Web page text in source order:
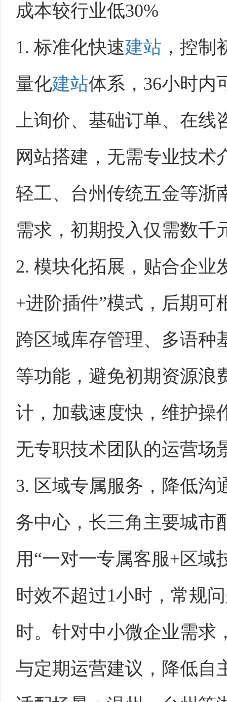
成本较行业低30%
1. 标准化快速建站 ，控
量化建站体系，36小时内
上询价、基础订单、在线
网站搭建，无需专业技术
轻工、台州传统五金等浙
需求，初期投入仅需数千
2. 模块化拓展，贴合企业
+进阶插件”模式，后期可
跨区域库存管理、多语种
等功能，避免初期资源浪
计，加载速度快，维护操
无专职技术团队的运营场
3. 区域专属服务，降低沟
务中心，长三角主要城市
用“一对一专属客服+区域
时效不超过1小时，常规
时。针对中小微企业需求
与定期运营建议，降低自